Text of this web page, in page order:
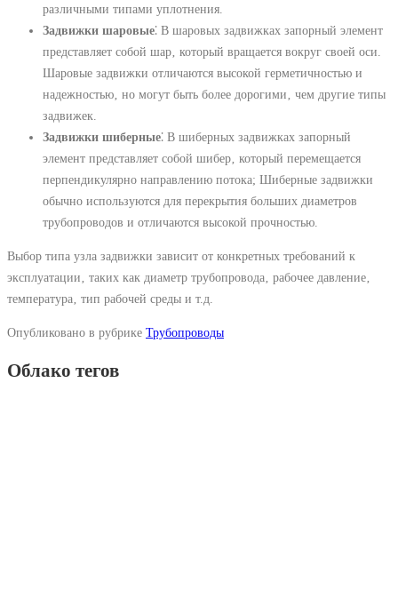
различными типами уплотнения.
Задвижки шаровые⁚ В шаровых задвижках запорный элемент
представляет собой шар‚ который вращается вокруг своей оси.
Шаровые задвижки отличаются высокой герметичностью и
надежностью‚ но могут быть более дорогими‚ чем другие типы
задвижек.
Задвижки шиберные⁚ В шиберных задвижках запорный
элемент представляет собой шибер‚ который перемещается
перпендикулярно направлению потока; Шиберные задвижки
обычно используются для перекрытия больших диаметров
трубопроводов и отличаются высокой прочностью.
Выбор типа узла задвижки зависит от конкретных требований к
эксплуатации‚ таких как диаметр трубопровода‚ рабочее давление‚
температура‚ тип рабочей среды и т.д.
Опубликовано в рубрике Трубопроводы
Облако тегов